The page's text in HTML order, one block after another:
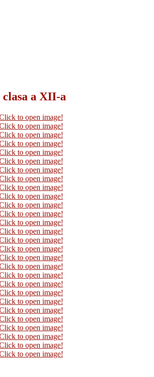
a XII-a
to open image!
to open image!
to open image!
to open image!
to open image!
to open image!
to open image!
to open image!
to open image!
to open image!
to open image!
to open image!
to open image!
to open image!
to open image!
to open image!
to open image!
to open image!
to open image!
to open image!
to open image!
to open image!
to open image!
to open image!
to open image!
to open image!
to open image!
to open image!